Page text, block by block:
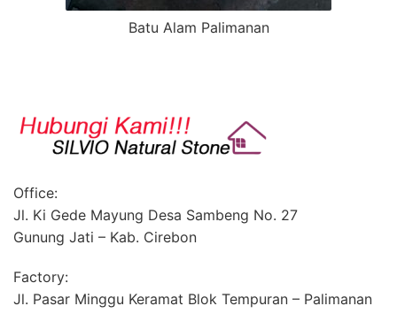
Batu Alam Palimanan
Office:
Jl. Ki Gede Mayung Desa Sambeng No. 27
Gunung Jati – Kab. Cirebon
Factory:
Jl. Pasar Minggu Keramat Blok Tempuran – Palimanan